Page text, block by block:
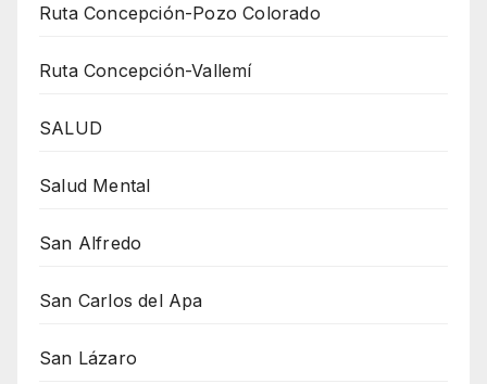
Ruta Concepción-Pozo Colorado
Ruta Concepción-Vallemí
SALUD
Salud Mental
San Alfredo
San Carlos del Apa
San Lázaro